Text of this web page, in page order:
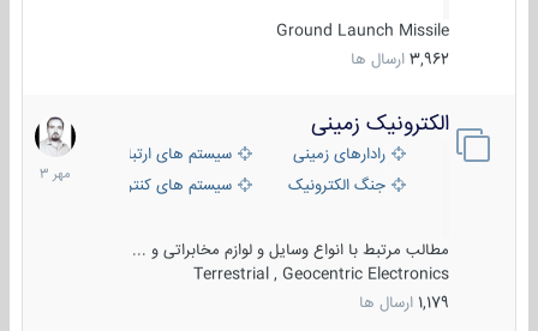
Ground Launch Missile
3,962 ارسال ها
الکترونیک زمینی
رادارهای زمینی
سیستم های ارتباطی و جمع آوری
جنگ الکترونیک
سیستم های کنترل آتش و تجهیزات
مطالب مرتبط با انواع وسایل و لوازم مخابراتی و ...
Terrestrial , Geocentric Electronics
1,179 ارسال ها
1
مهر
1403